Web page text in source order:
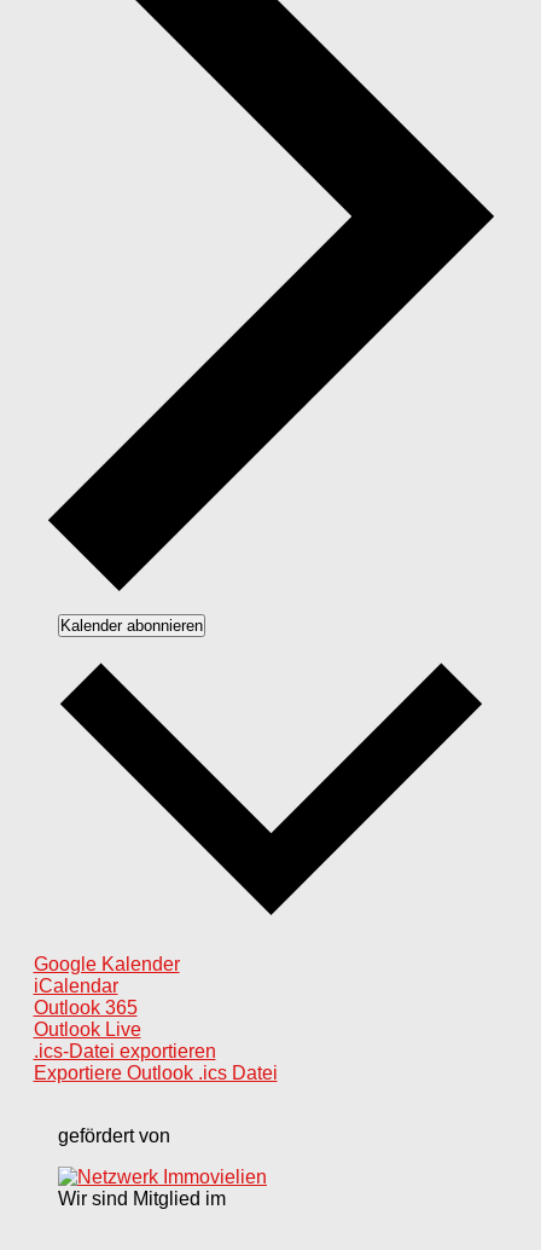
Kalender abonnieren
Google Kalender
iCalendar
Outlook 365
Outlook Live
.ics-Datei exportieren
Exportiere Outlook .ics Datei
gefördert von
Wir sind Mitglied im